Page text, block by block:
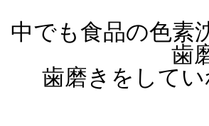
中でも食品の色素
歯
歯磨きをして